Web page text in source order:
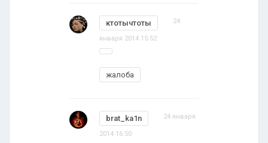
ктотычтоты 24
января 2014 15:52
жалоба
brat_ka1n 24 января
2014 16:50